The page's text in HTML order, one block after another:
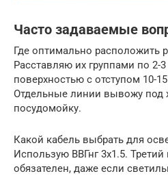
Часто задаваемые
Где оптимально расположить
Расставляю их группами по 2-
поверхностью с отступом 10-
Отдельные линии вывожу под
посудомойку.
Какой кабель выбрать для
Использую ВВГнг 3х1.5.
обязателен, даже если